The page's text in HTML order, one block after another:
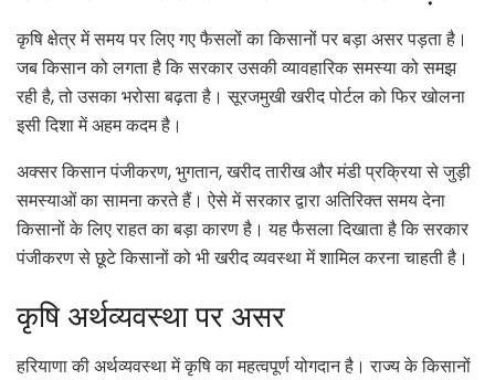
कृषि क्षेत्र में समय पर लिए गए फैसलों का किसानों पर बड़ा असर पड़ता है।
जब किसान को लगता है कि सरकार उसकी व्यावहारिक समस्या को समझ
रही है, तो उसका भरोसा बढ़ता है। सूरजमुखी खरीद पोर्टल को फिर खोलना
इसी दिशा में अहम कदम है।
अक्सर किसान पंजीकरण, भुगतान, खरीद तारीख और मंडी प्रक्रिया से जुड़ी
समस्याओं का सामना करते हैं। ऐसे में सरकार द्वारा अतिरिक्त समय देना
किसानों के लिए राहत का बड़ा कारण है। यह फैसला दिखाता है कि सरकार
पंजीकरण से छूटे किसानों को भी खरीद व्यवस्था में शामिल करना चाहती है।
कृषि अर्थव्यवस्था पर असर
हरियाणा की अर्थव्यवस्था में कृषि का महत्वपूर्ण योगदान है। राज्य के किसानों